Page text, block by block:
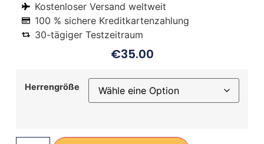
Kostenloser Versand weltweit
100 % sichere Kreditkartenzahlung
30-tägiger Testzeitraum
€35.00
Herrengröße